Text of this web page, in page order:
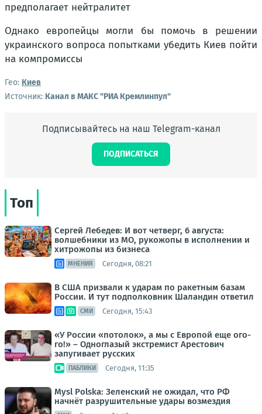
предполагает нейтралитет
Однако европейцы могли бы помочь в решении
украинского вопроса попытками убедить Киев пойти
на компромиссы
Гео: Киев
Источник: Канал в МАКС "РИА Кремлинпул"
Подписывайтесь на наш Telegram-канал
ПОДПИСАТЬСЯ
Топ
Сергей Лебедев: И вот четверг, 6 августа:
волшебники из МО, рукожопы в исполнении и
хитрожопы из бизнеса
МНЕНИЯ Сегодня, 08:21
В США призвали к ударам по ракетным базам
России. И тут подполковник Шаландин ответил
СМИ Сегодня, 15:43
«У России «потолок», а мы с Европой еще ого-
го!» – Одноглазый экстремист Арестович
запугивает русских
ПАБЛИКИ Сегодня, 11:35
Mysl Polska: Зеленский не ожидал, что РФ
начнёт разрушительные удары возмездия